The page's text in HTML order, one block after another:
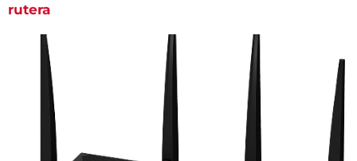
rutera